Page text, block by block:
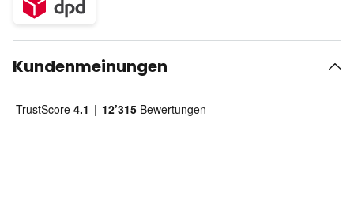
Kundenmeinungen